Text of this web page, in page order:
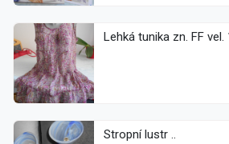
Lehká tunika zn. FF vel.
Stropní lustr ..